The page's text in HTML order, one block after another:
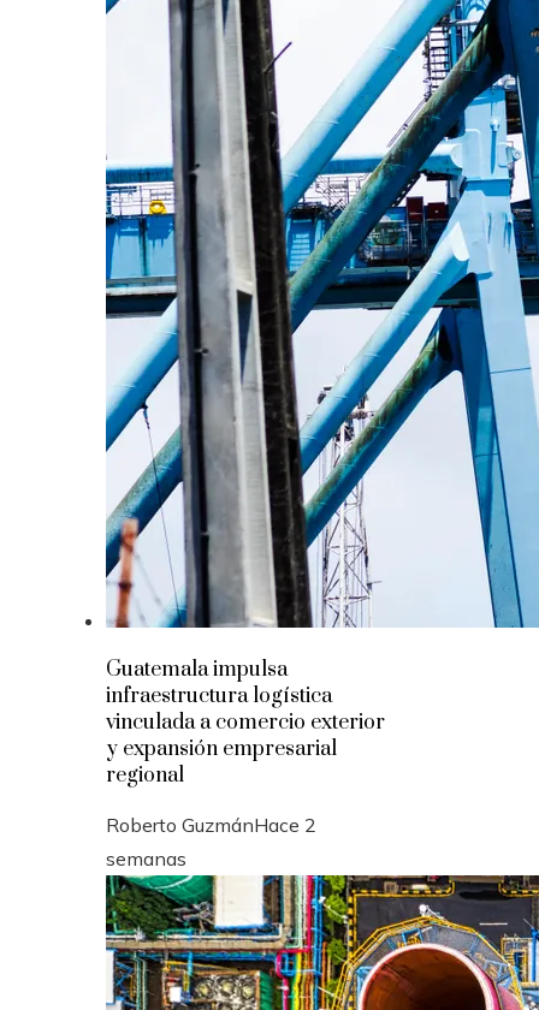
Guatemala impulsa
infraestructura logística
vinculada a comercio exterior
y expansión empresarial
regional
Roberto GuzmánHace 2
semanas